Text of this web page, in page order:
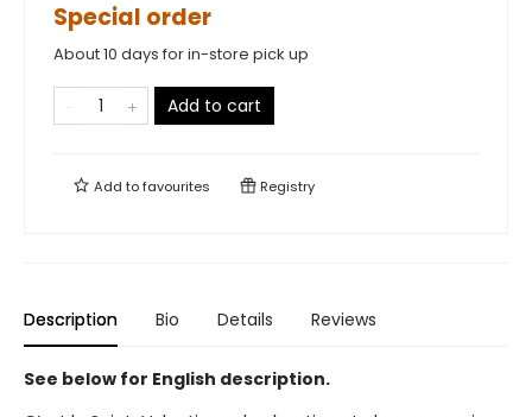
Special order
About 10 days for in-store pick up
Add to cart
Add tofavourites Registry
Description Bio Details Reviews
See below for English description.